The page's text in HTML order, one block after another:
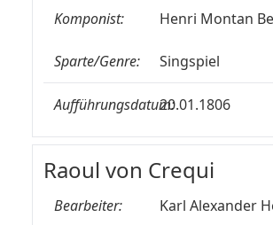
Komponist: Henri Montan
Sparte/Genre: Singspiel
Aufführungsdatum:20.01.1806
Raoul von Crequi
Bearbeiter: Karl Alexander